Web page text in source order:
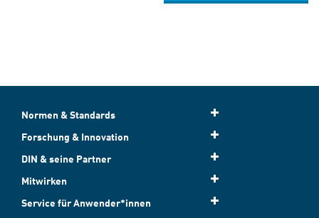
Normen & Standards
Forschung & Innovation
DIN & seine Partner
Mitwirken
Service für Anwender*innen